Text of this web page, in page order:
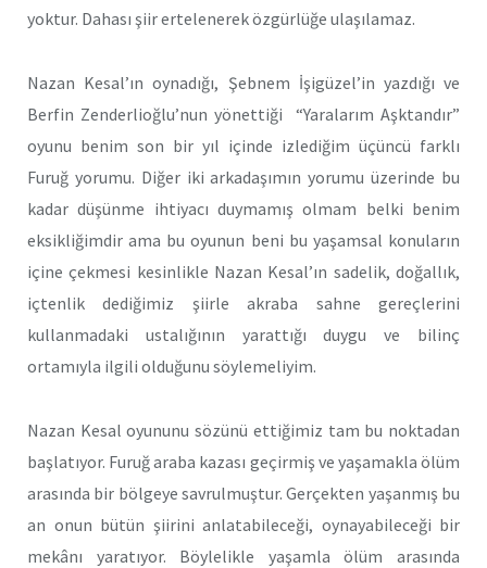
yoktur. Dahası şiir ertelenerek özgürlüğe ulaşılamaz.
Nazan Kesal’ın oynadığı, Şebnem İşigüzel’in yazdığı ve
Berfin Zenderlioğlu’nun yönettiği “Yaralarım Aşktandır”
oyunu benim son bir yıl içinde izlediğim üçüncü farklı
Furuğ yorumu. Diğer iki arkadaşımın yorumu üzerinde bu
kadar düşünme ihtiyacı duymamış olmam belki benim
eksikliğimdir ama bu oyunun beni bu yaşamsal konuların
içine çekmesi kesinlikle Nazan Kesal’ın sadelik, doğallık,
içtenlik dediğimiz şiirle akraba sahne gereçlerini
kullanmadaki ustalığının yarattığı duygu ve bilinç
ortamıyla ilgili olduğunu söylemeliyim.
Nazan Kesal oyununu sözünü ettiğimiz tam bu noktadan
başlatıyor. Furuğ araba kazası geçirmiş ve yaşamakla ölüm
arasında bir bölgeye savrulmuştur. Gerçekten yaşanmış bu
an onun bütün şiirini anlatabileceği, oynayabileceği bir
mekânı yaratıyor. Böylelikle yaşamla ölüm arasında